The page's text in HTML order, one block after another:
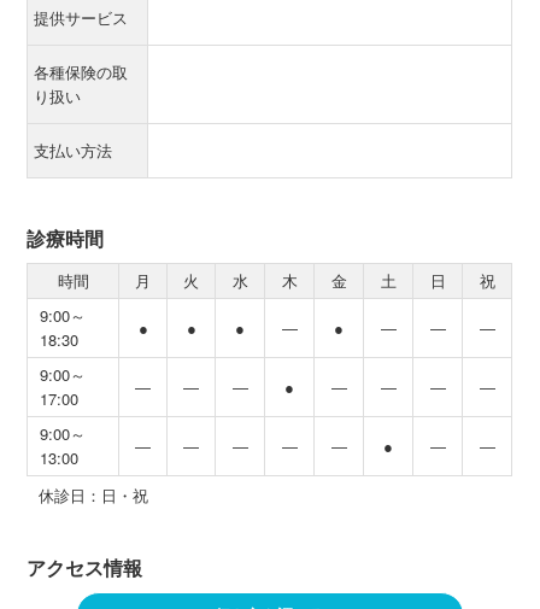
提供サービス
各種保険の取
り扱い
支払い方法
診療時間
時間 月 火 水 木 金 土 日
祝
9:00～
18:30
● ● ● ― ● ― ― ―
9:00～
17:00
― ― ― ● ― ― ― ―
9:00～
13:00
― ― ― ― ― ● ― ―
休診日：日・祝
アクセス情報